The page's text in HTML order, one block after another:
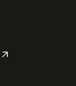
arrow_outward